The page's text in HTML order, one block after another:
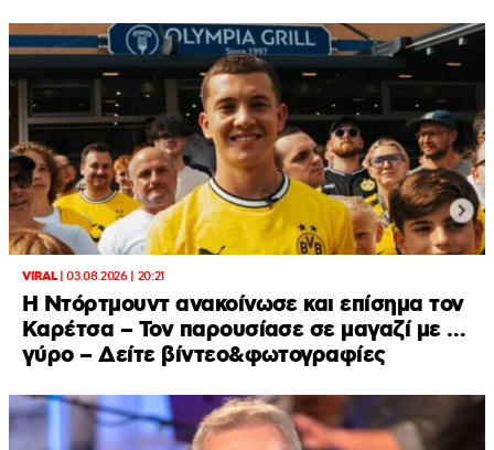
VIRAL|03.08.2026 | 20:21
Η Ντόρτμουντ ανακοίνωσε και επίσημα τον
Καρέτσα – Τον παρουσίασε σε μαγαζί με …
γύρο – Δείτε βίντεο&φωτογραφίες